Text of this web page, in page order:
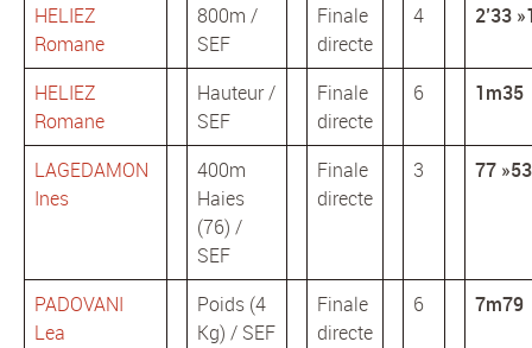
HELIEZ
Romane
800m /
SEF
Finale
directe
4 2’33
HELIEZ
Romane
Hauteur /
SEF
Finale
directe
6 1m35
LAGEDAMON
Ines
400m
Haies
(76) /
SEF
Finale
directe
3 77 »53
PADOVANI
Lea
Poids (4
Kg) / SEF
Finale
directe
6 7m79